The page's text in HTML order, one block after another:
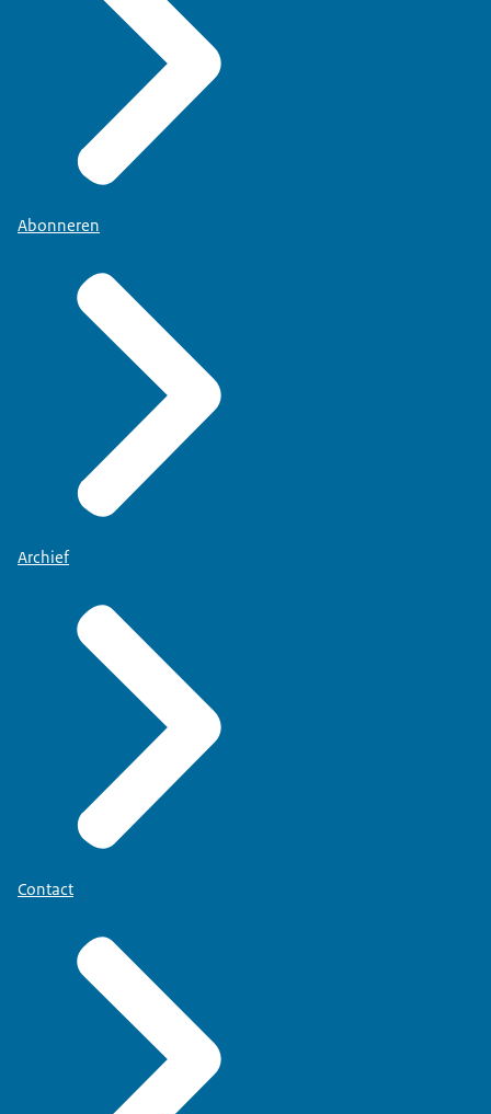
Abonneren
Archief
Contact